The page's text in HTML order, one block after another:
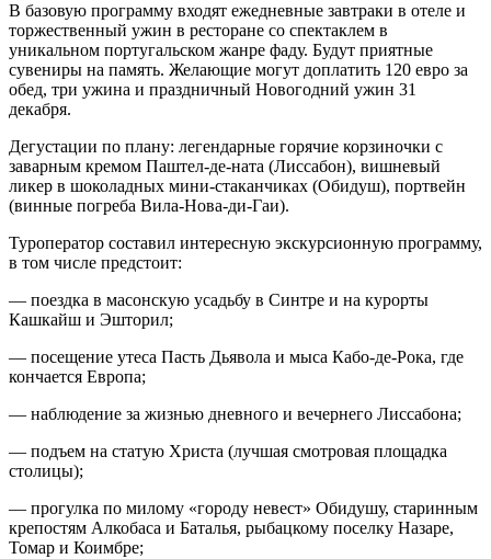
В базовую программу входят ежедневные завтраки в отеле и
торжественный ужин в ресторане со спектаклем в
уникальном португальском жанре фаду. Будут приятные
сувениры на память. Желающие могут доплатить 120 евро за
обед, три ужина и праздничный Новогодний ужин 31
декабря.
Дегустации по плану: легендарные горячие корзиночки с
заварным кремом Паштел-де-ната (Лиссабон), вишневый
ликер в шоколадных мини-стаканчиках (Обидуш), портвейн
(винные погреба Вила-Нова-ди-Гаи).
Туроператор составил интересную экскурсионную программу,
в том числе предстоит:
— поездка в масонскую усадьбу в Синтре и на курорты
Кашкайш и Эшторил;
— посещение утеса Пасть Дьявола и мыса Кабо-де-Рока, где
кончается Европа;
— наблюдение за жизнью дневного и вечернего Лиссабона;
— подъем на статую Христа (лучшая смотровая площадка
столицы);
— прогулка по милому «городу невест» Обидушу, старинным
крепостям Алкобаса и Баталья, рыбацкому поселку Назаре,
Томар и Коимбре;